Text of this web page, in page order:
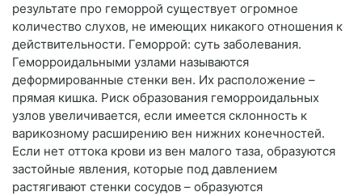
результате про геморрой существует огромное
количество слухов, не имеющих никакого отношения к
действительности. Геморрой: суть заболевания.
Геморроидальными узлами называются
деформированные стенки вен. Их расположение –
прямая кишка. Риск образования геморроидальных
узлов увеличивается, если имеется склонность к
варикозному расширению вен нижних конечностей.
Если нет оттока крови из вен малого таза, образуются
застойные явления, которые под давлением
растягивают стенки сосудов – образуются